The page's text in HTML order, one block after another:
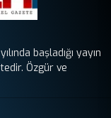
başladığı yayın
Özgür ve